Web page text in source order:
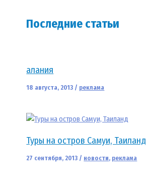
Последние статьи
алания
18 августа, 2013 / реклама
Туры на остров Самуи, Таиланд
27 сентября, 2013 / новости, реклама